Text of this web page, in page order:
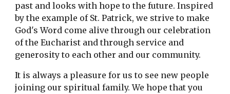
past and looks with hope to the future. Inspired
by the example of St. Patrick, we strive to make
God's Word come alive through our celebration
of the Eucharist and through service and
generosity to each other and our community.
It is always a pleasure for us to see new people
joining our spiritual family. We hope that you